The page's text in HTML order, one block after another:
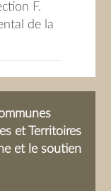
F.
de la
et Territoires
et le soutien